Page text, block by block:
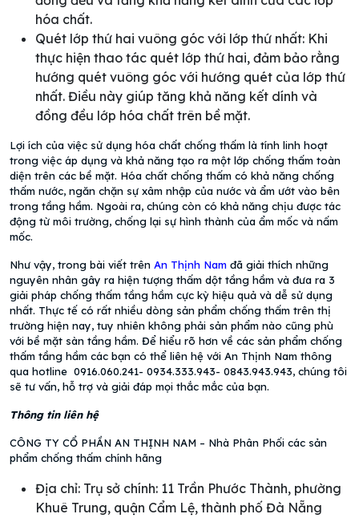
hóa chất.
Quét lớp thứ hai vuông góc với lớp thứ nhất: Khi
thực hiện thao tác quét lớp thứ hai, đảm bảo rằng
hướng quét vuông góc với hướng quét của lớp thứ
nhất. Điều này giúp tăng khả năng kết dính và
đồng đều lớp hóa chất trên bề mặt.
Lợi ích của việc sử dụng hóa chất chống thấm là tính linh hoạt
trong việc áp dụng và khả năng tạo ra một lớp chống thấm toàn
diện trên các bề mặt. Hóa chất chống thấm có khả năng chống
thấm nước, ngăn chặn sự xâm nhập của nước và ẩm ướt vào bên
trong tầng hầm. Ngoài ra, chúng còn có khả năng chịu được tác
động từ môi trường, chống lại sự hình thành của ẩm mốc và nấm
mốc.
Như vậy, trong bài viết trên An Thịnh Nam đã giải thích những
nguyên nhân gây ra hiện tượng thấm dột tầng hầm và đưa ra 3
giải pháp chống thấm tầng hầm cực kỳ hiệu quả và dễ sử dụng
nhất. Thực tế có rất nhiều dòng sản phẩm chống thấm trên thị
trường hiện nay, tuy nhiên không phải sản phẩm nào cũng phù
với bề mặt sàn tầng hầm. Để hiểu rõ hơn về các sản phẩm chống
thấm tầng hầm các bạn có thể liên hệ với An Thịnh Nam thông
qua hotline 0916.060.241- 0934.333.943- 0843.943.943, chúng tôi
sẽ tư vấn, hỗ trợ và giải đáp mọi thắc mắc của bạn.
Thông tin liên hệ
CÔNG TY CỔ PHẦN AN THỊNH NAM – Nhà Phân Phối các sản
phẩm chống thấm chính hãng
Địa chỉ: Trụ sở chính: 11 Trần Phước Thành, phường
Khuê Trung, quận Cẩm Lệ, thành phố Đà Nẵng